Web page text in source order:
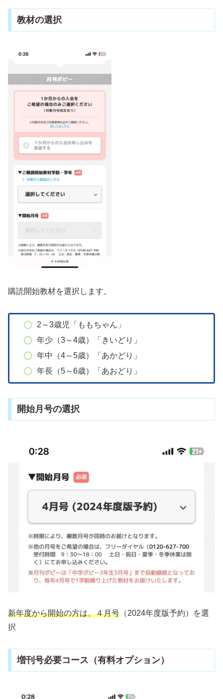
教材の選択
購読開始教材を選択します。
2～3歳児「ももちゃん」
年少（3～4歳）「きいどり」
年中（4～5歳）「あかどり」
年長（5～6歳）「あおどり」
開始月号の選択
新年度から開始の方は、４月号 （2024年度版予約）を選
択
増刊号必要コース（有料オプション）